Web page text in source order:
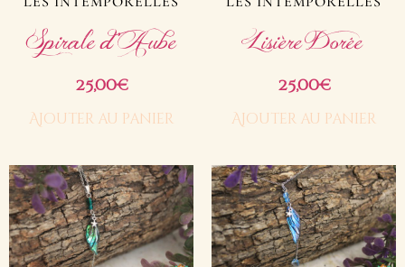
Spirale d’Aube
25,00€
Ajouter au panier
Lisière Dorée
25,00€
Ajouter au panier